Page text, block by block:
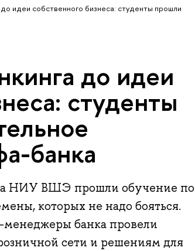
идеи собственного бизнеса: студенты прошли
до идеи
студенты
банка
НИУ ВШЭ прошли обучение по
которых не надо бояться.
банка провели
сети и решениям для